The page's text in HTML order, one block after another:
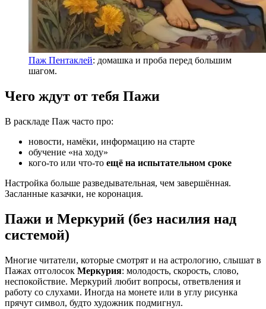
Паж Пентаклей: домашка и проба перед большим
шагом.
Чего ждут от тебя Пажи
В раскладе Паж часто про:
новости, намёки, информацию на старте
обучение «на ходу»
кого-то или что-то ещё на испытательном сроке
Настройка больше разведывательная, чем завершённая.
Засланные казачки, не коронация.
Пажи и Меркурий (без насилия над
системой)
Многие читатели, которые смотрят и на астрологию, слышат в
Пажах отголосок Меркурия: молодость, скорость, слово,
неспокойствие. Меркурий любит вопросы, ответвления и
работу со слухами. Иногда на монете или в углу рисунка
прячут символ, будто художник подмигнул.